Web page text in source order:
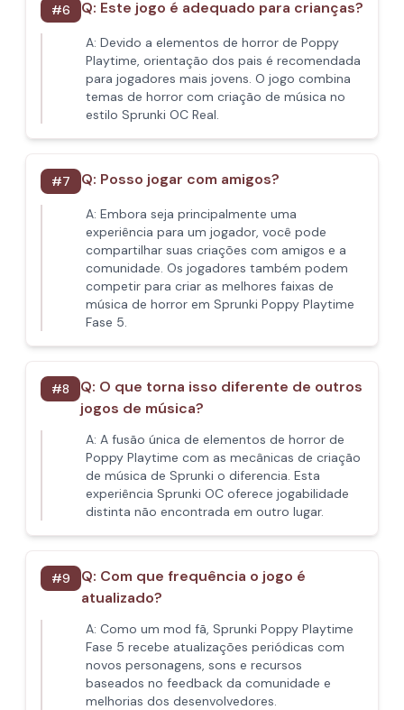
#6 Q: Este jogo é adequado para crianças?
A: Devido a elementos de horror de Poppy
Playtime, orientação dos pais é recomendada
para jogadores mais jovens. O jogo combina
temas de horror com criação de música no
estilo Sprunki OC Real.
#7 Q: Posso jogar com amigos?
A: Embora seja principalmente uma
experiência para um jogador, você pode
compartilhar suas criações com amigos e a
comunidade. Os jogadores também podem
competir para criar as melhores faixas de
música de horror em Sprunki Poppy Playtime
Fase 5.
#8 Q: O que torna isso diferente de outros
jogos de música?
A: A fusão única de elementos de horror de
Poppy Playtime com as mecânicas de criação
de música de Sprunki o diferencia. Esta
experiência Sprunki OC oferece jogabilidade
distinta não encontrada em outro lugar.
#9 Q: Com que frequência o jogo é
atualizado?
A: Como um mod fã, Sprunki Poppy Playtime
Fase 5 recebe atualizações periódicas com
novos personagens, sons e recursos
baseados no feedback da comunidade e
melhorias dos desenvolvedores.